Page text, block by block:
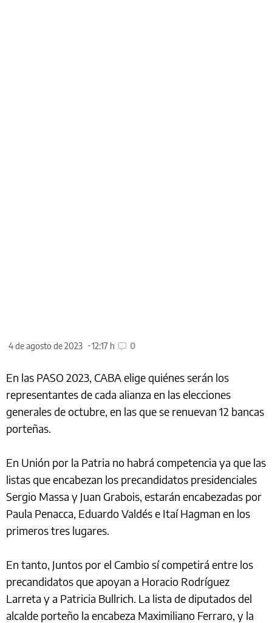
4 de agosto de 2023 12:17 h 0
En las PASO 2023, CABA elige quiénes serán los
representantes de cada alianza en las elecciones
generales de octubre, en las que se renuevan 12 bancas
porteñas.
En Unión por la Patria no habrá competencia ya que las
listas que encabezan los precandidatos presidenciales
Sergio Massa y Juan Grabois, estarán encabezadas por
Paula Penacca, Eduardo Valdés e Itaí Hagman en los
primeros tres lugares.
En tanto, Juntos por el Cambio sí competirá entre los
precandidatos que apoyan a Horacio Rodríguez
Larreta y a Patricia Bullrich. La lista de diputados del
alcalde porteño la encabeza Maximiliano Ferraro, y la